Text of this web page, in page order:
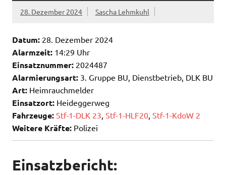
28. Dezember 2024 Sascha Lehmkuhl
Datum: 28. Dezember 2024
Alarmzeit: 14:29 Uhr
Einsatznummer: 2024487
Alarmierungsart: 3. Gruppe BU, Dienstbetrieb, DLK BU
Art: Heimrauchmelder
Einsatzort: Heideggerweg
Fahrzeuge: Stf-1-DLK 23 Stf-1-HLF20 Stf-1-KdoW 2
Weitere Kräfte: Polizei
Einsatzbericht: